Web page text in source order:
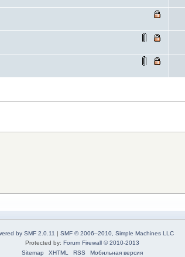
by SMF 2.0.11 |SMF © 2006–2010, Simple Machines LLC
Protected by: Forum Firewall © 2010-2013
Sitemap
XHTML RSS Мобильная версия